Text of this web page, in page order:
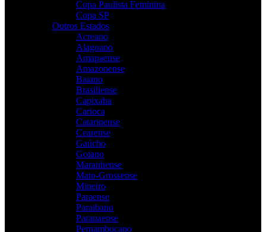
Copa Paulista Feminina
Copa SP
Outros Estados
Acreano
Alagoano
Amapaense
Amazonense
Baiano
Brasiliense
Capixaba
Carioca
Catarinense
Cearense
Gaúcho
Goiano
Maranhense
Mato-Grossense
Mineiro
Paraense
Paraibano
Paranaense
Pernambucano